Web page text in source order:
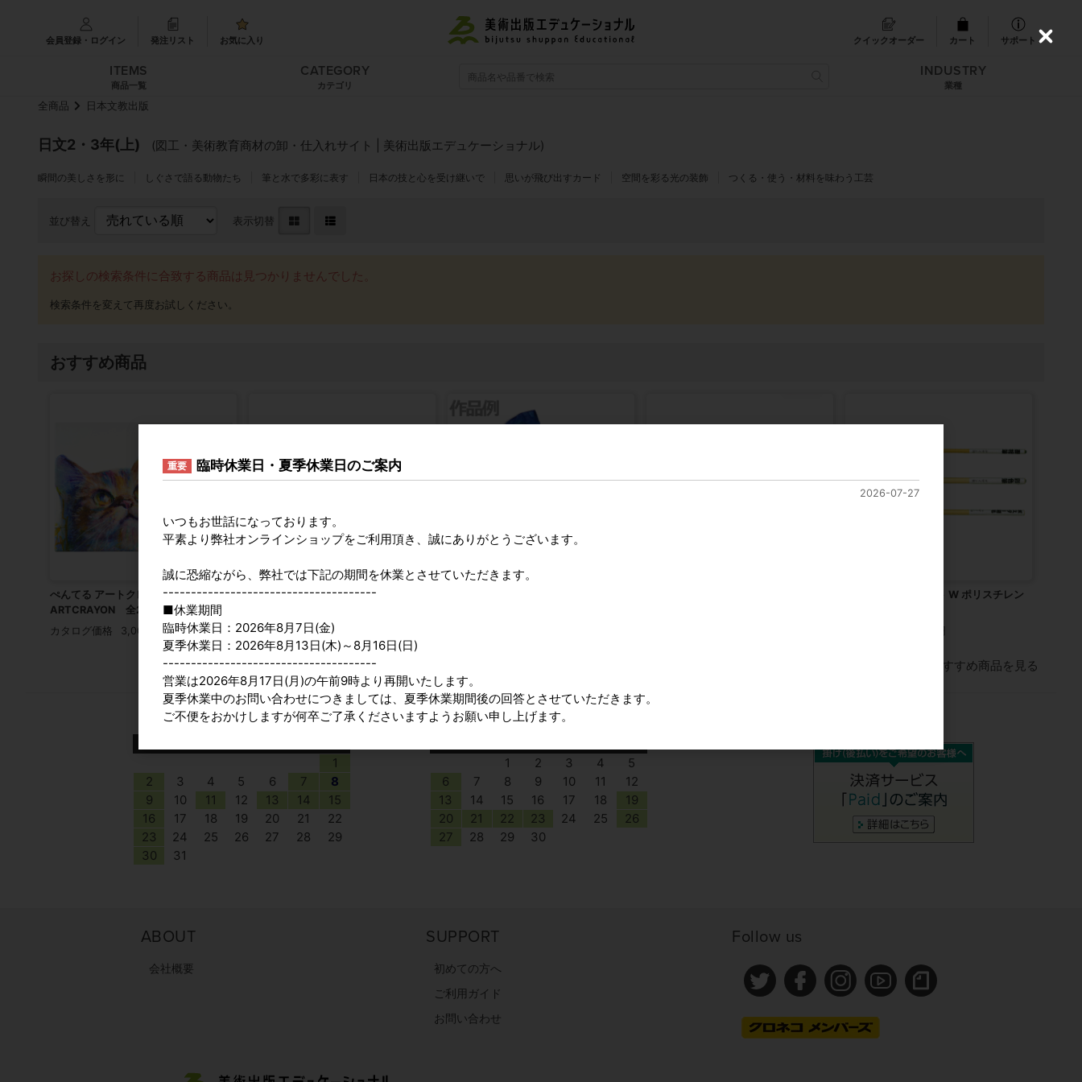
会員登録・ログイン 発注リスト お気に入り クイックオーダー カート サポート
ITEMS
商品一覧
CATEGORY
カテゴリ
INDUSTRY
業種
全商品 日本文教出版
日文2・3年(上) (図工・美術教育商材の卸・仕入れサイト | 美術出版エデュケーショナル)
瞬間の美しさを形に しぐさで語る動物たち 筆と水で多彩に表す 日本の技と心を受け継いで 思いが飛び出すカード 空間を彩る光の装飾 つくる・使う・材料を味わう工芸
並び替え 表示切替
お探しの検索条件に合致する商品は見つかりませんでした。
おすすめ商品
ぺんてる アートクレヨン
ARTCRAYON 全2セット
カタログ価格
3,000円
広葉樹 輪切り 大 5個組
デザイン筆3本セット W ポリスチレン
すべてのおすすめ商品を見る
2026年8月
1
2
3 4 5 6 7
8
9
10 11 12 13 14
15
16
17 18 19 20 21
22
23
24 25 26 27 28
29
30
31
2026年9月
1
2 3 4
5
6
7 8 9 10 11
12
13
14 15 16 17 18
19
20
21 22 23 24 25
26
27
28 29 30
ABOUT
会社概要
SUPPORT
初めての方へ
ご利用ガイド
お問い合わせ
Follow us
重要 臨時休業日・夏季休業日のご案内
2026-07-27
いつもお世話になっております。
平素より弊社オンラインショップをご利用頂き、誠にありがとうございます。
誠に恐縮ながら、弊社では下記の期間を休業とさせていただきます。
--------------------------------------
■休業期間
臨時休業日：2026年8月7日(金)
夏季休業日：2026年8月13日(木)～8月16日(日)
--------------------------------------
営業は2026年8月17日(月)の午前9時より再開いたします。
夏季休業中のお問い合わせにつきましては、夏季休業期間後の回答とさせていただきます。
ご不便をおかけしますが何卒ご了承くださいますようお願い申し上げます。
C